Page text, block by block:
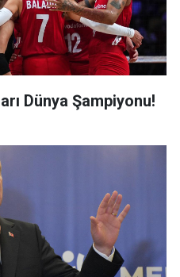
Dünya Şampiyonu!